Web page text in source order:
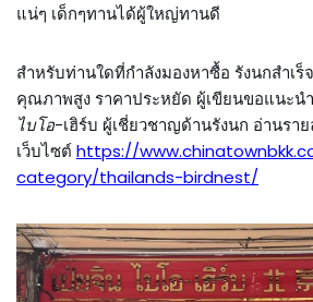
แน่ๆ เด็กๆทานได้ผู้ใหญ่ทานดี
สำหรับท่านใดที่กำลังมองหาซื้อ รังนกสำเร็
คุณภาพสูง ราคาประหยัด ผู้เขียนขอแนะนำ
ไบโอ-เฮิร์บ ผู้เชี่ยวชาญด้านรังนก อ่านรา
เว็บไซต์https://
category/thailands-birdnest/